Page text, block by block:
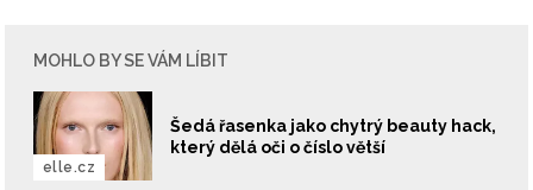
MOHLO BY SE VÁM LÍBIT
Šedá řasenka jako chytrý beauty hack,
který dělá oči o číslo větší
elle.cz